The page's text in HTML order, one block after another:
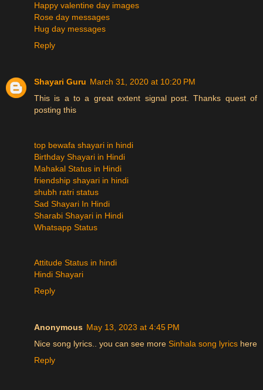
Happy valentine day images
Rose day messages
Hug day messages
Reply
Shayari Guru March 31, 2020 at 10:20 PM
This is a to a great extent signal post. Thanks quest of
posting this
top bewafa shayari in hindi
Birthday Shayari in Hindi
Mahakal Status in Hindi
friendship shayari in hindi
shubh ratri status
Sad Shayari In Hindi
Sharabi Shayari in Hindi
Whatsapp Status
Attitude Status in hindi
Hindi Shayari
Reply
Anonymous May 13, 2023 at 4:45 PM
Nice song lyrics.. you can see more Sinhala song lyrics here
Reply